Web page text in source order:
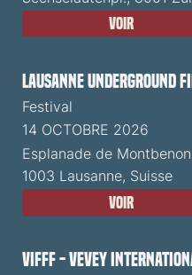
Voir
Lausanne Underground
Festival
14 OCTOBRE 2026
Esplanade de
1003 Lausanne, Suisse
Voir
VIFFF - Vevey